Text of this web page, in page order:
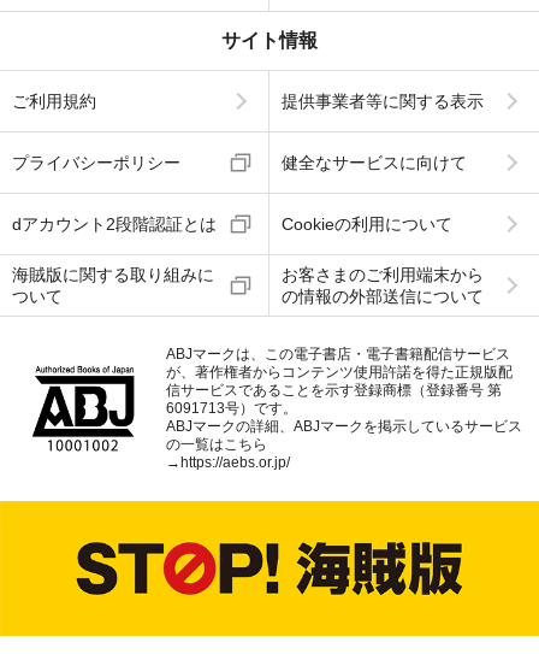
サイト情報
ご利用規約 提供事業者等に関する表示
プライバシーポリシー 健全なサービスに向けて
dアカウント2段階認証とは Cookieの利用について
海賊版に関する取り組みに
ついて
お客さまのご利用端末から
の情報の外部送信について
ABJマークは、この電子書店・電子書籍配信サービス
が、著作権者からコンテンツ使用許諾を得た正規版配
信サービスであることを示す登録商標（登録番号 第
6091713号）です。
ABJマークの詳細、ABJマークを掲示しているサービス
の一覧はこちら
→https://aebs.or.jp/